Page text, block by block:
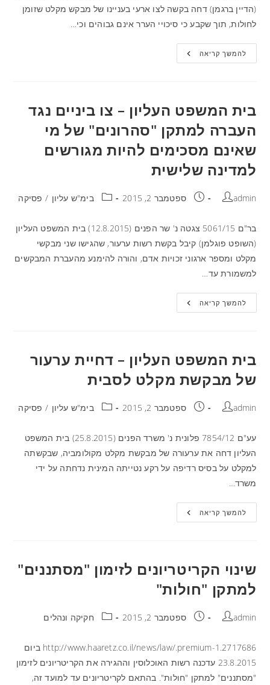
(הדיין ברגמן) דחה בקשה לצו ארעי בעניינו של מבקש מקלט שזומן
לחולות, תוך שקבע כי סיכויי הערר אינם גבוהים וכי…
להמשך קריאה
בית המשפט העליון – צו ביניים נגד
העברה למתקן "סהרונים" של מי
שאינם מסכימים להיות מגורשים
למדינה שלישית
admin ספטמבר 2, 2015 בימ"ש עליון / פסיקה
בר"ם 5061/15 צגטה נ' שר הפנים (12.8.2015) בית המשפט העליון
(השופט פוגלמן) קיבל בקשת רשות ערעור, שהגישו שני מבקשי
מקלט ומספר ארגוני זכויות אדם, והורה להימנע מהעברת המבקשים
למשמורת עד…
להמשך קריאה
בית המשפט העליון – דחיית ערעור
של מבקשת מקלט לסבית
admin ספטמבר 2, 2015 בימ"ש עליון / פסיקה
עע"ם 7854/12 פלונית נ' משרד הפנים (25.8.2015) בית המשפט
העליון דחה את ערעורה של מבקשת מקלט מקולומביה, שבקשתה
למקלט על בסיס רדיפה על רקע נטייתה המינית נדחתה על ידי
משרד…
להמשך קריאה
שינוי הקריטריונים לזימון "מסתננים"
למתקן "חולות"
admin ספטמבר 2, 2015 חקיקה ונהלים
http://www.haaretz.co.il/news/law/.premium-1.2717686 ביום
23.8.2015 עדכנה רשות האוכלוסין וההגירה את הקריטריונים לזימון
"מסתננים" למתקן "חולות". בהתאם לקריטריונים עד למועד זה,